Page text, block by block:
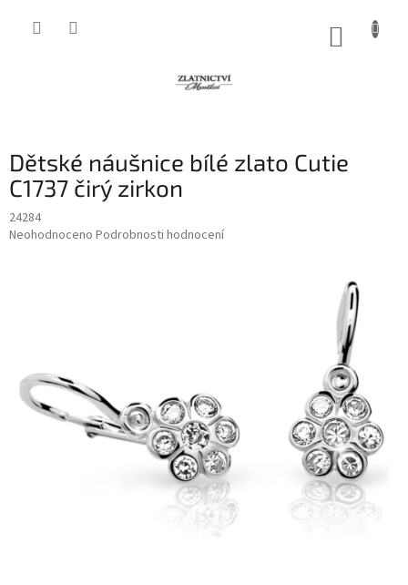
Dětské náušnice bílé zlato Cutie
C1737 čirý zirkon
24284
Průměrné
Neohodnoceno Podrobnosti hodnocení